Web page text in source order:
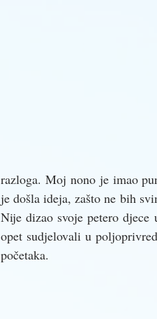
razloga. Moj nono je imao
je došla ideja, zašto ne bih
Nije dizao svoje petero
opet sudjelovali u
početaka.